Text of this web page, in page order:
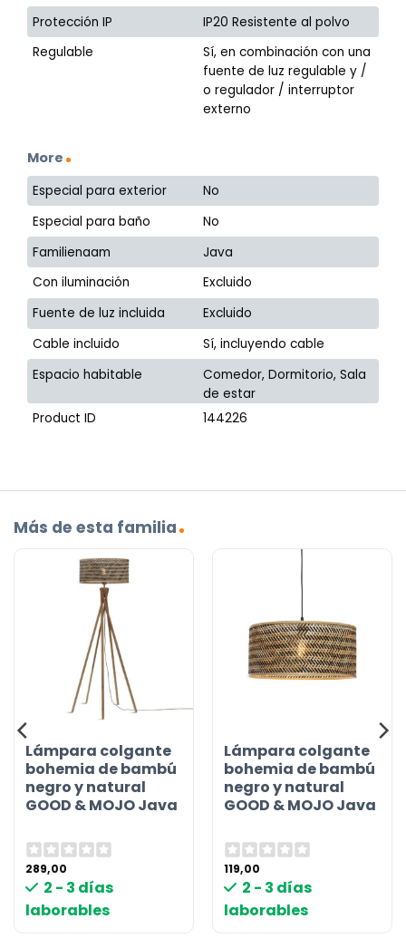
Protección IP
IP20 Resistente al polvo
Regulable
Sí, en combinación con una
fuente de luz regulable y /
o regulador / interruptor
externo
More
Especial para exterior
No
Especial para baño
No
Familienaam
Java
Con iluminación
Excluido
Fuente de luz incluida
Excluido
Cable incluido
Sí, incluyendo cable
Espacio habitable
Comedor, Dormitorio, Sala
de estar
Product ID
144226
Más de esta familia
Lámpara colgante
bohemia de bambú
negro y natural
GOOD & MOJO Java
289,00
2 - 3 días
laborables
Lámpara colgante
bohemia de bambú
negro y natural
GOOD & MOJO Java
119,00
2 - 3 días
laborables